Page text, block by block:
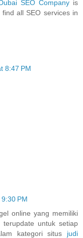
Dubai SEO Companyis
all SEO services in
8:47 PM
PM
online yang memiliki
terupdate untuk setiap
kategori situs judi